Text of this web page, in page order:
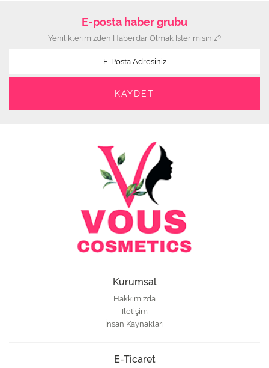
E-posta haber grubu
Yeniliklerimizden Haberdar Olmak İster misiniz?
Kurumsal
Hakkımızda
İletişim
İnsan Kaynakları
E-Ticaret